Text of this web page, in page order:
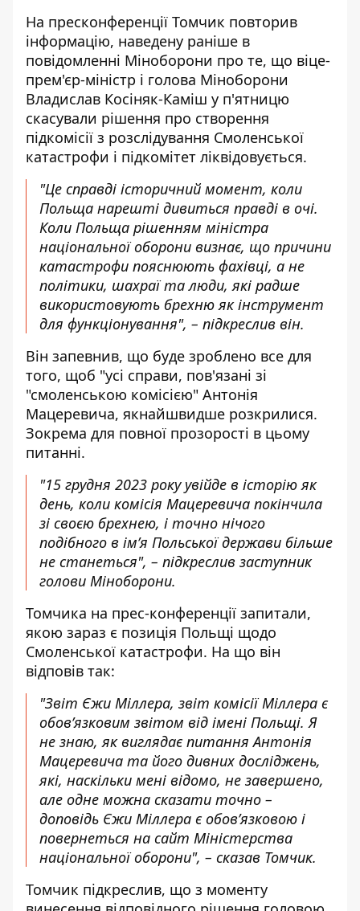
На пресконференції Томчик повторив
інформацію, наведену раніше в
повідомленні Міноборони про те, що віце-
прем'єр-міністр і голова Міноборони
Владислав Косіняк-Каміш у п'ятницю
скасували рішення про створення
підкомісії з розслідування Смоленської
катастрофи і підкомітет ліквідовується.
"Це справді історичний момент, коли
Польща нарешті дивиться правді в очі.
Коли Польща рішенням міністра
національної оборони визнає, що причини
катастрофи пояснюють фахівці, а не
політики, шахраї та люди, які радше
використовують брехню як інструмент
для функціонування", – підкреслив він.
Він запевнив, що буде зроблено все для
того, щоб "усі справи, пов'язані зі
"смоленською комісією" Антонія
Мацеревича, якнайшвидше розкрилися.
Зокрема для повної прозорості в цьому
питанні.
"15 грудня 2023 року увійде в історію як
день, коли комісія Мацеревича покінчила
зі своєю брехнею, і точно нічого
подібного в ім’я Польської держави більше
не станеться", – підкреслив заступник
голови Міноборони.
Томчика на прес-конференції запитали,
якою зараз є позиція Польщі щодо
Смоленської катастрофи. На що він
відповів так:
"Звіт Єжи Міллера, звіт комісії Міллера є
обов’язковим звітом від імені Польщі. Я
не знаю, як виглядає питання Антонія
Мацеревича та його дивних досліджень,
які, наскільки мені відомо, не завершено,
але одне можна сказати точно –
доповідь Єжи Міллера є обов’язковою і
повернеться на сайт Міністерства
національної оборони", – сказав Томчик.
Томчик підкреслив, що з моменту